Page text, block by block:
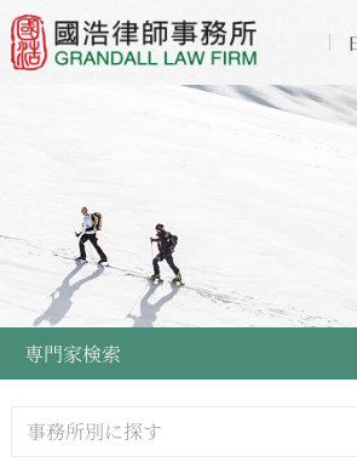
専門家検索
事務所別に探す